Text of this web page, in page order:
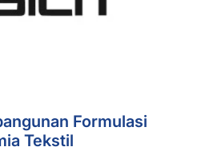
Formulasi
Tekstil